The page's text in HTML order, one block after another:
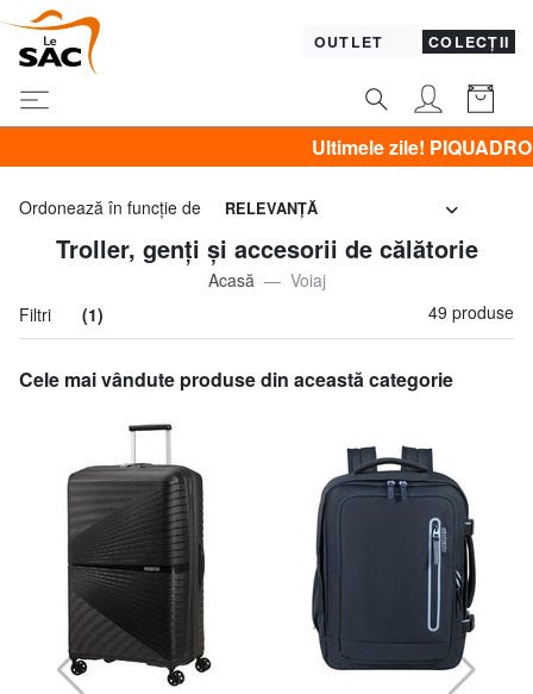
OUTLET COLECȚII
Ultimele zile! PIQUADRO, GUESS, YNOT,
Ordonează în funcţie de RELEVANŢĂ
Troller, genți și accesorii de călătorie
Acasă
Voiaj
Filtri
(1) 49 produse
Cele mai vândute produse din această categorie